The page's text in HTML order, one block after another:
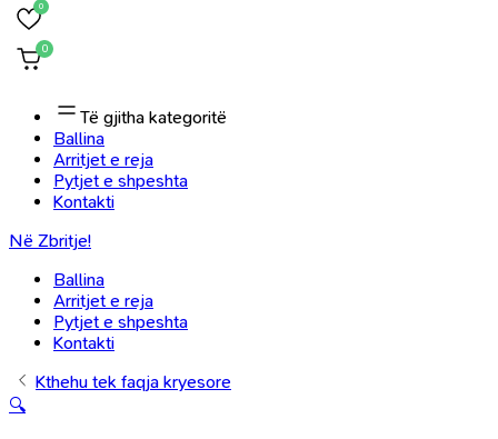
0
0
Të gjitha kategoritë
Ballina
Arritjet e reja
Pytjet e shpeshta
Kontakti
Në Zbritje!
Ballina
Arritjet e reja
Pytjet e shpeshta
Kontakti
Kthehu tek faqja kryesore
🔍